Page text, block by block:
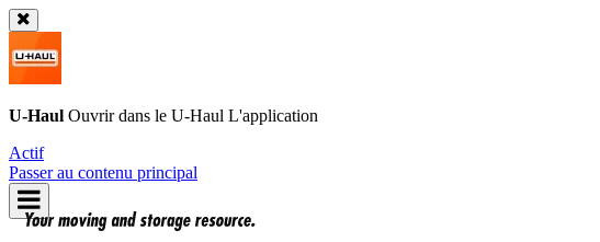
U-Haul Ouvrir dans le U-Haul L'application
Actif
Passer au contenu principal